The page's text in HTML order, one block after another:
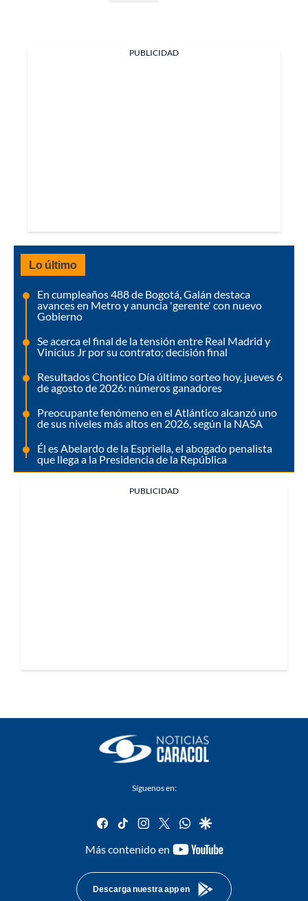
PUBLICIDAD
Lo último
En cumpleaños 488 de Bogotá, Galán destaca
avances en Metro y anuncia 'gerente' con nuevo
Gobierno
Se acerca el final de la tensión entre Real Madrid y
Vinícius Jr por su contrato; decisión final
Resultados Chontico Día último sorteo hoy, jueves 6
de agosto de 2026: números ganadores
Preocupante fenómeno en el Atlántico alcanzó uno
de sus niveles más altos en 2026, según la NASA
Él es Abelardo de la Espriella, el abogado penalista
que llega a la Presidencia de la República
PUBLICIDAD
Síguenos en:
facebook
tiktok instagram
twitterwhatsapp
google
Más contenido en
youtube-
Descarga nuestra app en